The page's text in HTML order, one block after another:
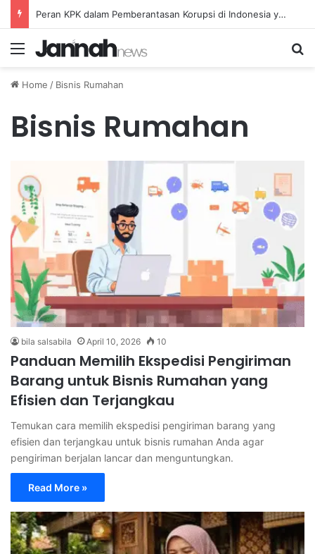
Peran KPK dalam Pemberantasan Korupsi di Indonesia yang Efektif dan Terukur
Menu
Home / Bisnis Rumahan
Bisnis Rumahan
bila salsabila April 10, 2026 10
Panduan Memilih Ekspedisi Pengiriman
Barang untuk Bisnis Rumahan yang
Efisien dan Terjangkau
Temukan cara memilih ekspedisi pengiriman barang yang
efisien dan terjangkau untuk bisnis rumahan Anda agar
pengiriman berjalan lancar dan menguntungkan.
Read More »